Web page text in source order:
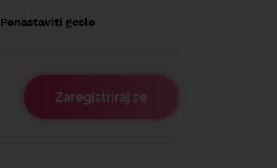
Ponastaviti geslo
Zaregistriraj se